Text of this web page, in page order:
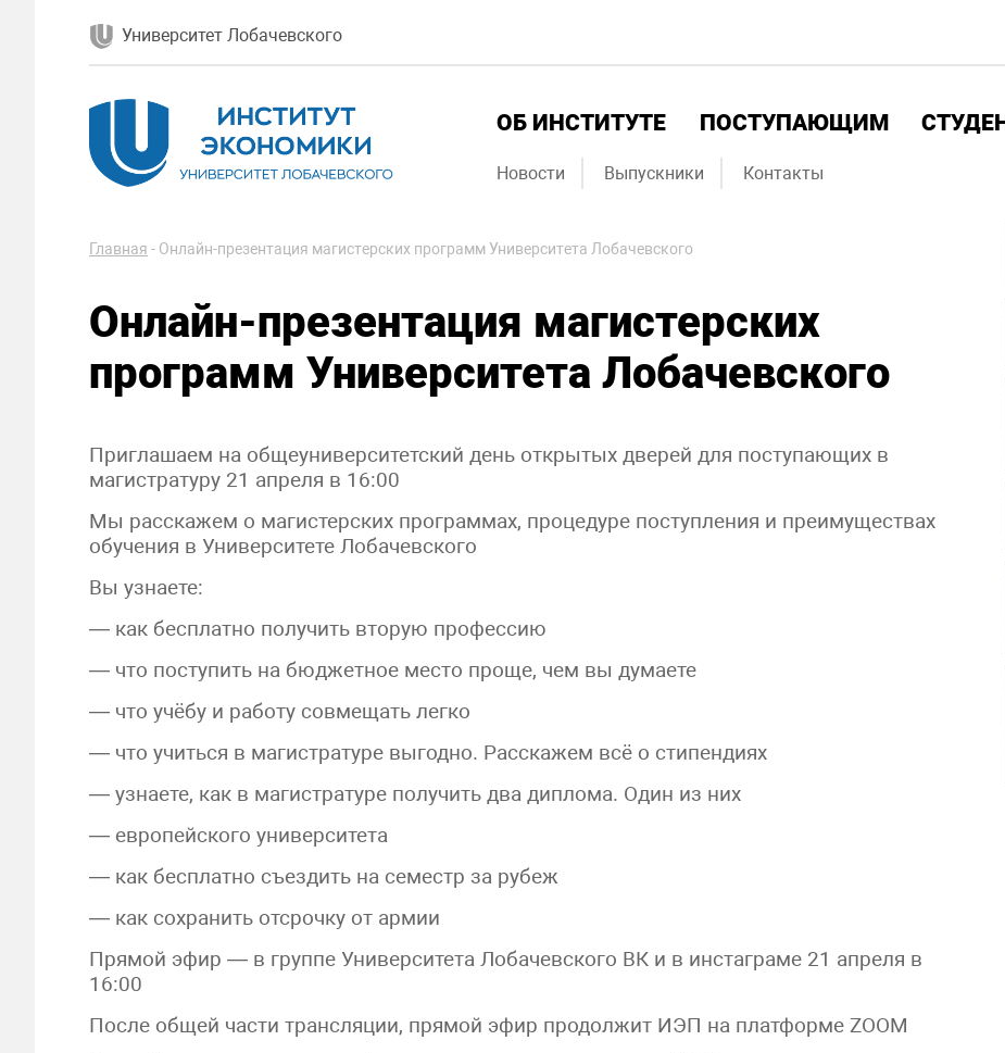
Университет Лобачевского
ОБ ИНСТИТУТЕ ПОСТУПАЮЩИМ
Новости Выпускники Контакты
Главная - Онлайн-презентация магистерских программ Университета Лобачевского
Онлайн-презентация магистерских
программ Университета Лобачевского
Приглашаем на общеуниверситетский день открытых дверей для поступающих в
магистратуру 21 апреля в 16:00
Мы расскажем о магистерских программах, процедуре поступления и преимуществах
обучения в Университете Лобачевского
Вы узнаете:
— как бесплатно получить вторую профессию
— что поступить на бюджетное место проще, чем вы думаете
— что учёбу и работу совмещать легко
— что учиться в магистратуре выгодно. Расскажем всё о стипендиях
— узнаете, как в магистратуре получить два диплома. Один из них
— европейского университета
— как бесплатно съездить на семестр за рубеж
— как сохранить отсрочку от армии
Прямой эфир — в группе Университета Лобачевского ВК и в инстаграме 21 апреля в
16:00
После общей части трансляции, прямой эфир продолжит ИЭП на платформе ZOOM